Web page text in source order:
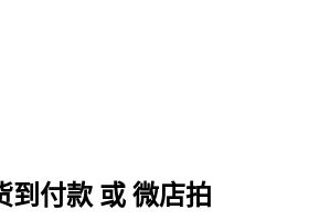
到付款 或 微店拍